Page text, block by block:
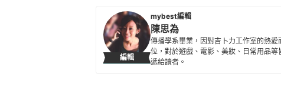
編輯
mybest編輯
陳思為
傳播學系畢業，因對吉卜力工作室的熱
位，對於遊戲、電影、美妝、日常用品
遞給讀者。